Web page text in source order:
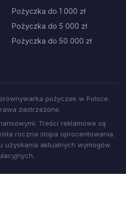
Pożyczka do 1 000 zł
Pożyczka do 5 000 zł
Pożyczka do 50 000 zł
pożyczek w Polsce.
zastrzeżone.
Treści reklamowe są
roczna stopa oprocentowania.
uzyskania aktualnych wymogów